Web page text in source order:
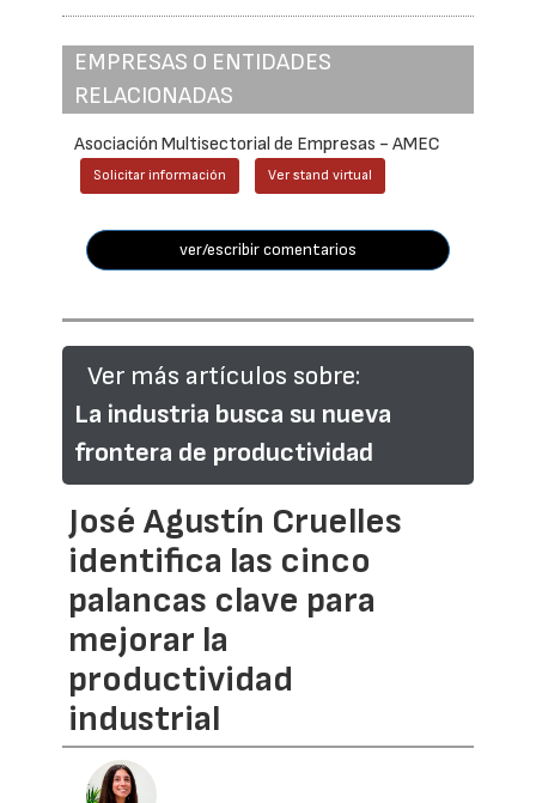
EMPRESAS O ENTIDADES
RELACIONADAS
Asociación Multisectorial de Empresas - AMEC
Solicitar información Ver stand virtual
ver/escribir comentarios
Ver más artículos sobre:
La industria busca su nueva
frontera de productividad
José Agustín Cruelles
identifica las cinco
palancas clave para
mejorar la
productividad
industrial